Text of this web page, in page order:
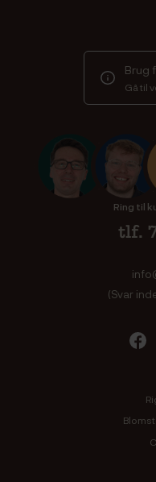
Brug
Gå til
Ring til
tlf.
(Svar